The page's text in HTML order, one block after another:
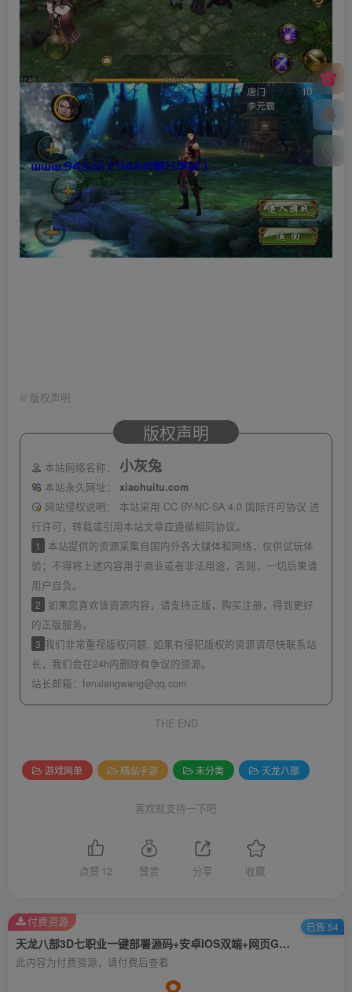
© 版权声明
版权声明
本站网络名称： 小灰兔
本站永久网址：
xiaohuitu.com
网站侵权说明：
本站采用 CC BY-NC-SA 4.0 国际许可协议 进
行许可，转载或引用本站文章应遵循相同协议。
1
本站提供的资源采集自国内外各大媒体和网络，仅供试玩体
验；不得将上述内容用于商业或者非法用途，否则，一切后果请
用户自负。
2
如果您喜欢该资源内容，请支持正版，购买注册，得到更好
的正版服务。
3 我们非常重视版权问题, 如果有侵犯版权的资源请尽快联系站
长，我们会在24h内删除有争议的资源。
站长邮箱： fenxiangwang@qq.com
THE END
游戏网单 精品手游 未分类 天龙八部
喜欢就支持一下吧
点赞 12 赞赏 分享 收藏
天龙八部3D七职业一键部署源码+安卓IOS双端+网页GM充值工具
此内容为付费资源，请付费后查看
付费资源 已售 54